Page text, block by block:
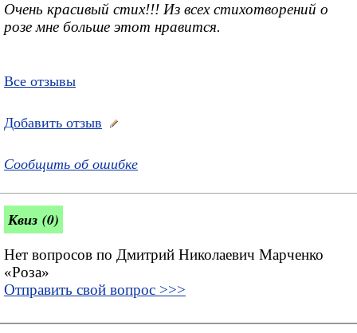
Очень красивый стих!!! Из всех стихотворений о
розе мне больше этот нравится.
Все отзывы
Добавить отзыв
Сообщить об ошибке
Квиз (0)
Нет вопросов по Дмитрий Николаевич Марченко
«Роза»
Отправить свой вопрос >>>